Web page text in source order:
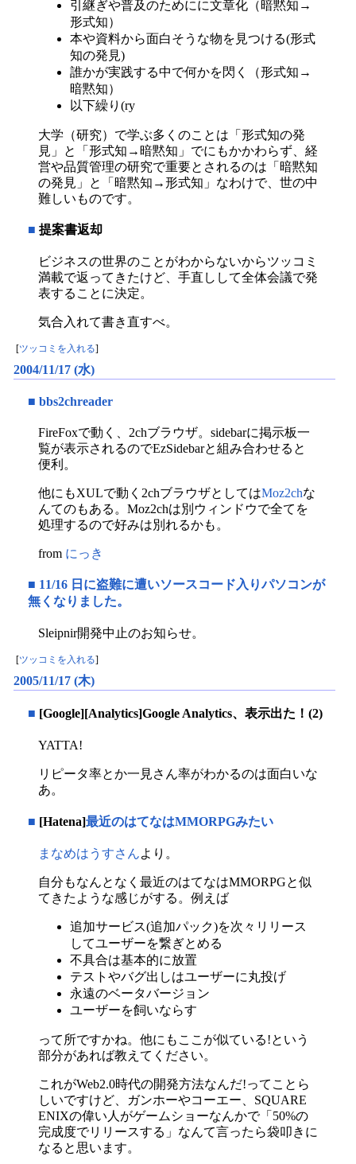
引継ぎや普及のためにに文章化（暗黙知→
形式知）
本や資料から面白そうな物を見つける(形式
知の発見)
誰かが実践する中で何かを閃く（形式知→
暗黙知）
以下繰り(ry
大学（研究）で学ぶ多くのことは「形式知の発
見」と「形式知→暗黙知」でにもかかわらず、経
営や品質管理の研究で重要とされるのは「暗黙知
の発見」と「暗黙知→形式知」なわけで、世の中
難しいものです。
■ 提案書返却
ビジネスの世界のことがわからないからツッコミ
満載で返ってきたけど、手直しして全体会議で発
表することに決定。
気合入れて書き直すべ。
ツッコミを入れる
2004/11/17 (水)
■ bbs2chreader
FireFoxで動く、2chブラウザ。sidebarに掲示板一
覧が表示されるのでEzSidebarと組み合わせると
便利。
他にもXULで動く2chブラウザとしてはMoz2chな
んてのもある。Moz2chは別ウィンドウで全てを
処理するので好みは別れるかも。
from にっき
■ 11/16 日に盗難に遭いソースコード入りパソコンが
無くなりました。
Sleipnir開発中止のお知らせ。
[ツッコミを入れる]
2005/11/17 (木)
■ [Google][Analytics]Google Analytics、表示出た！(2)
YATTA!
リピータ率とか一見さん率がわかるのは面白いな
あ。
■ [Hatena]最近のはてなはMMORPGみたい
まなめはうすさんより。
自分もなんとなく最近のはてなはMMORPGと似
てきたような感じがする。例えば
追加サービス(追加パック)を次々リリース
してユーザーを繋ぎとめる
不具合は基本的に放置
テストやバグ出しはユーザーに丸投げ
永遠のベータバージョン
ユーザーを飼いならす
って所ですかね。他にもここが似ている!という
部分があれば教えてください。
これがWeb2.0時代の開発方法なんだ!ってことら
しいですけど、ガンホーやコーエー、SQUARE
ENIXの偉い人がゲームショーなんかで「50%の
完成度でリリースする」なんて言ったら袋叩きに
なると思います。